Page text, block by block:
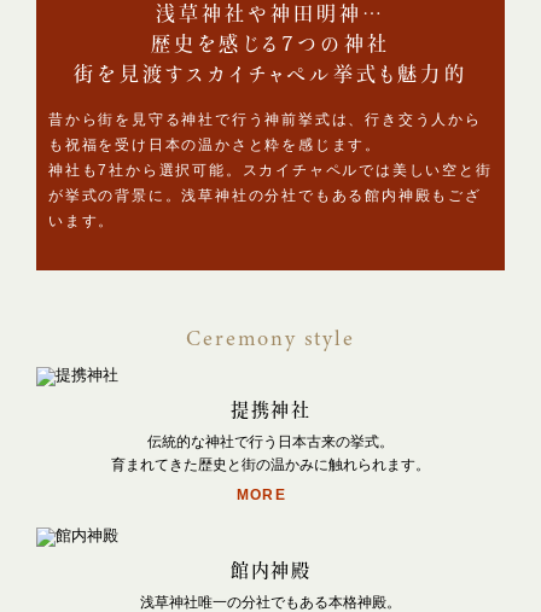
浅草神社や神田明神…
歴史を感じる7つの神社
街を見渡すスカイチャペル挙式も魅力的
昔から街を見守る神社で行う神前挙式は、行き交う人から
も祝福を受け日本の温かさと粋を感じます。
神社も7社から選択可能。スカイチャペルでは美しい空と街
が挙式の背景に。浅草神社の分社でもある館内神殿もござ
います。
Ceremony style
提携神社
伝統的な神社で行う日本古来の挙式。
育まれてきた歴史と街の温かみに触れられます。
MORE
館内神殿
浅草神社唯一の分社でもある本格神殿。